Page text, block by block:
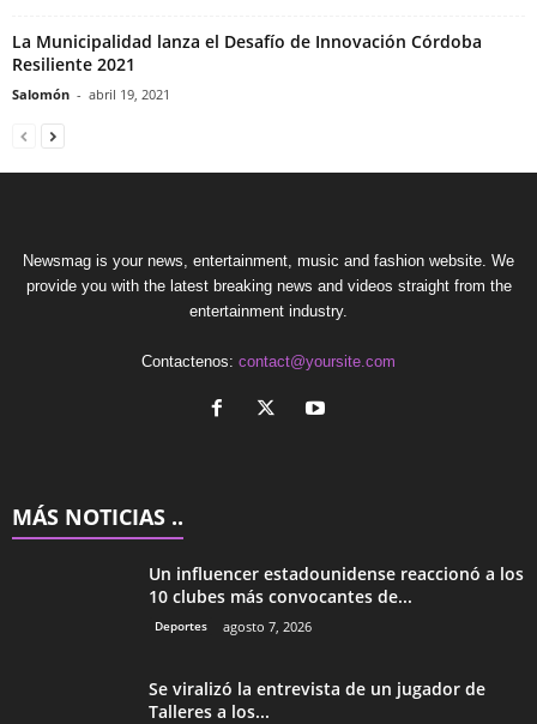
La Municipalidad lanza el Desafío de Innovación Córdoba
Resiliente 2021
Salomón - abril 19, 2021
Newsmag is your news, entertainment, music and fashion website. We
provide you with the latest breaking news and videos straight from the
entertainment industry.
Contactenos: contact@yoursite.com
MÁS NOTICIAS ..
Un influencer estadounidense reaccionó a los
10 clubes más convocantes de...
Deportes agosto 7, 2026
Se viralizó la entrevista de un jugador de
Talleres a los...